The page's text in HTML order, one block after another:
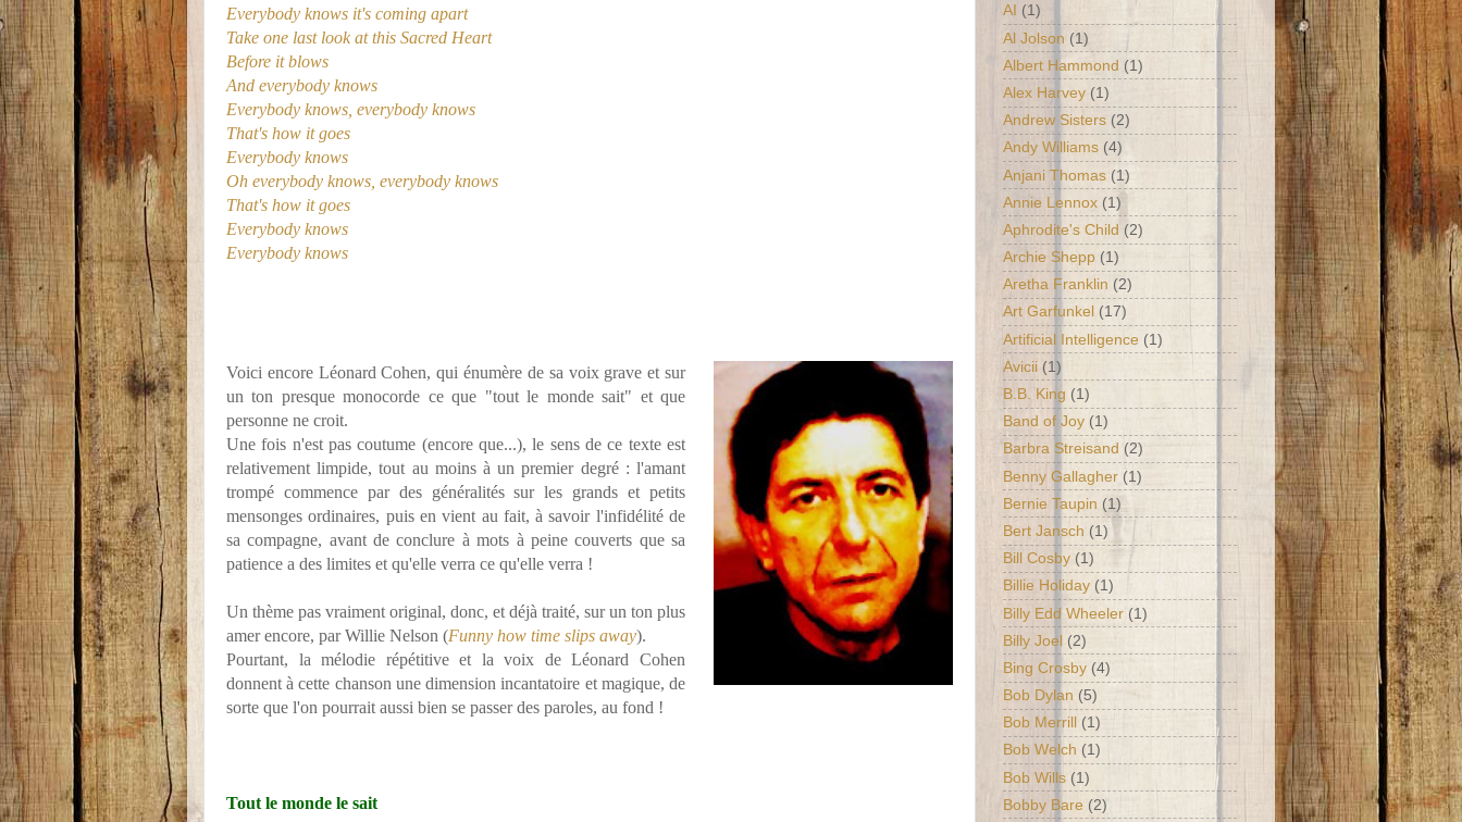
Everybody knows it's coming apart
Take one last look at this Sacred Heart
Before it blows
And everybody knows
Everybody knows, everybody knows
That's how it goes
Everybody knows
Oh everybody knows, everybody knows
That's how it goes
Everybody knows
Everybody knows
Voici encore Léonard Cohen, qui énumère de sa voix grave et sur
un ton presque monocorde ce que "tout le monde sait" et que
personne ne croit.
Une fois n'est pas coutume (encore que...), le sens de ce texte est
relativement limpide, tout au moins à un premier degré : l'amant
trompé commence par des généralités sur les grands et petits
mensonges ordinaires, puis en vient au fait, à savoir l'infidélité de
sa compagne, avant de conclure à mots à peine couverts que sa
patience a des limites et qu'elle verra ce qu'elle verra !
Un thème pas vraiment original, donc, et déjà traité, sur un ton plus
amer encore, par Willie Nelson (Funny how time slips away).
Pourtant, la mélodie répétitive et la voix de Léonard Cohen
donnent à cette chanson une dimension incantatoire et magique, de
sorte que l'on pourrait aussi bien se passer des paroles, au fond !
Tout le monde le sait
AI (1)
Al Jolson (1)
Albert Hammond (1)
Alex Harvey (1)
Andrew Sisters (2)
Andy Williams (4)
Anjani Thomas (1)
Annie Lennox (1)
Aphrodite's Child (2)
Archie Shepp (1)
Aretha Franklin (2)
Art Garfunkel (17)
Artificial Intelligence (1)
Avicii (1)
B.B. King (1)
Band of Joy (1)
Barbra Streisand (2)
Benny Gallagher (1)
Bernie Taupin (1)
Bert Jansch (1)
Bill Cosby (1)
Billie Holiday (1)
Billy Edd Wheeler (1)
Billy Joel (2)
Bing Crosby (4)
Bob Dylan (5)
Bob Merrill (1)
Bob Welch (1)
Bob Wills (1)
Bobby Bare (2)